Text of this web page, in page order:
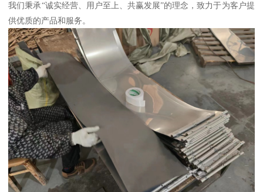
我们秉承“诚实经营、用户至上、共赢发展”的理念，致力于为客户提
供优质的产品和服务。